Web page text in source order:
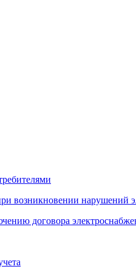
возникновении нарушений
договора